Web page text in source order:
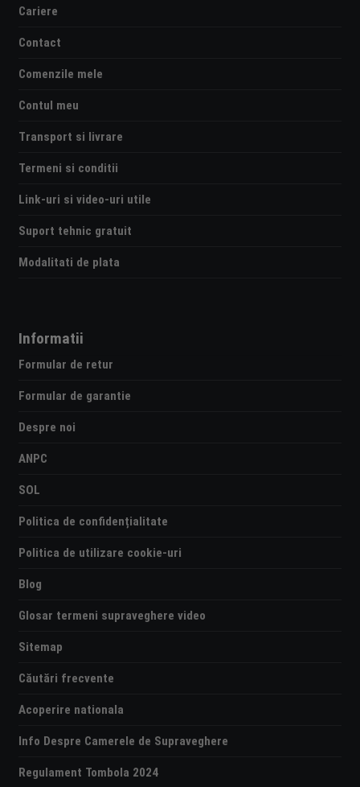
Cariere
Contact
Comenzile mele
Contul meu
Transport si livrare
Termeni si conditii
Link-uri si video-uri utile
Suport tehnic gratuit
Modalitati de plata
Informatii
Formular de retur
Formular de garantie
Despre noi
ANPC
SOL
Politica de confidențialitate
Politica de utilizare cookie-uri
Blog
Glosar termeni supraveghere video
Sitemap
Căutări frecvente
Acoperire nationala
Info Despre Camerele de Supraveghere
Regulament Tombola 2024